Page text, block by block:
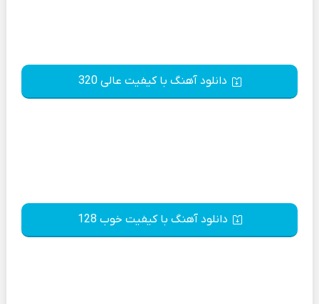
دانلود آهنگ با کیفیت عالی 320
دانلود آهنگ با کیفیت خوب 128